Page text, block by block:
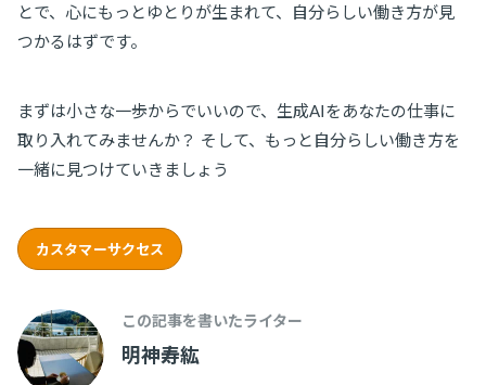
とで、心にもっとゆとりが生まれて、自分らしい働き方が見
つかるはずです。
まずは小さな一歩からでいいので、生成AIをあなたの仕事に
取り入れてみませんか？ そして、もっと自分らしい働き方を
一緒に見つけていきましょう
カスタマーサクセス
この記事を書いたライター
明神寿紘